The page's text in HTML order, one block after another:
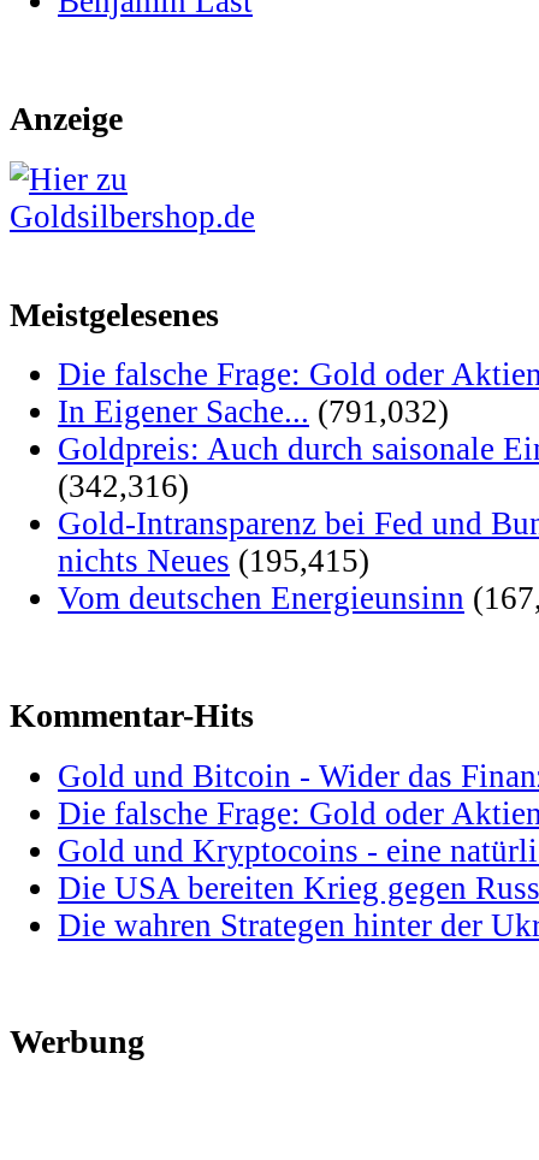
Anzeige
Meistgelesenes
Die falsche Frage: Gold oder
In Eigener Sache... (791,032)
Goldpreis: Auch durch saisonale
(342,316)
Gold-Intransparenz bei Fed und
nichts Neues (195,415)
Vom deutschen Energieunsinn
Kommentar-Hits
Gold und Bitcoin - Wider das
Die falsche Frage: Gold oder
Gold und Kryptocoins - eine
Die USA bereiten Krieg gegen
Die wahren Strategen hinter der
Werbung